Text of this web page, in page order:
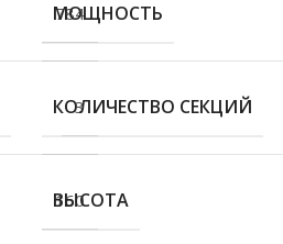
784
3
160
МОЩНОСТЬ
КОЛИЧЕСТВО СЕКЦИЙ
ВЫСОТА